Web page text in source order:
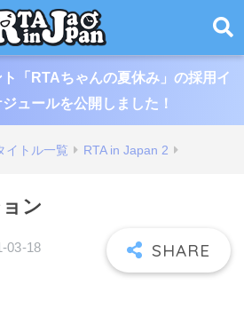
「RTAちゃんの夏休み」の採用イ
ュールを公開しました！
イトル一覧 RTA in Japan 2
ン
03-18